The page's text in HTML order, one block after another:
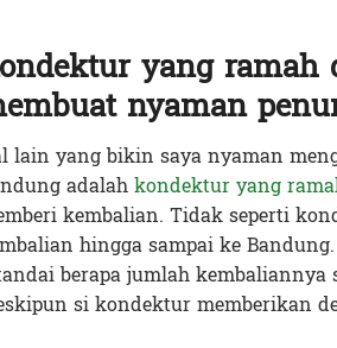
yang
nyaman
lain yang bikin saya nyaman
adalahkondektur yang
kembalian. Tidak seperti
hingga sampai ke
berapa jumlah kembaliannya
si kondektur memberikan